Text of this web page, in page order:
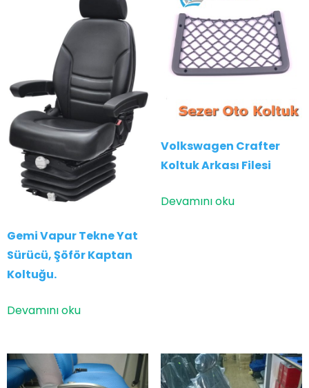
Gemi Vapur Tekne Yat
Sürücü, Şöför Kaptan
Koltuğu.
Devamını oku
Volkswagen Crafter
Koltuk Arkası Filesi
Devamını oku